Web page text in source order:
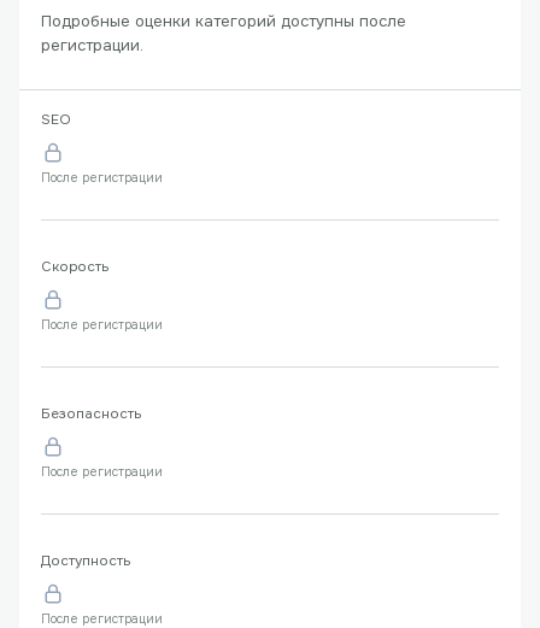
Подробные оценки категорий доступны после
регистрации.
SEO
После регистрации
Скорость
После регистрации
Безопасность
После регистрации
Доступность
После регистрации